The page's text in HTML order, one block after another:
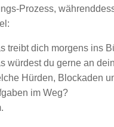
Prozess,
treibt dich morgens ins
würdest du gerne an
Hürden, Blockaden
im Weg?